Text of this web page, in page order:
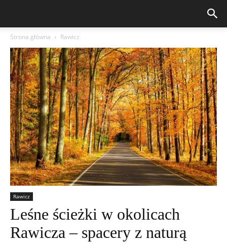
Strona główna Rawicz
Rawicz
Leśne ścieżki w okolicach
Rawicza – spacery z naturą